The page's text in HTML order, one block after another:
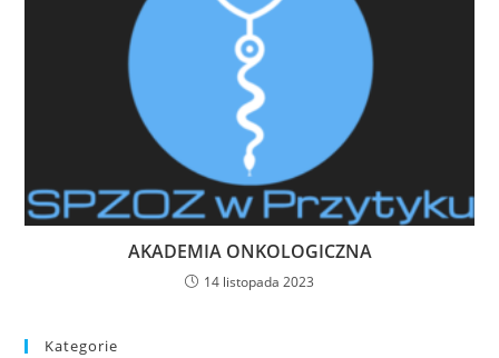
AKADEMIA ONKOLOGICZNA
14 listopada 2023
Kategorie